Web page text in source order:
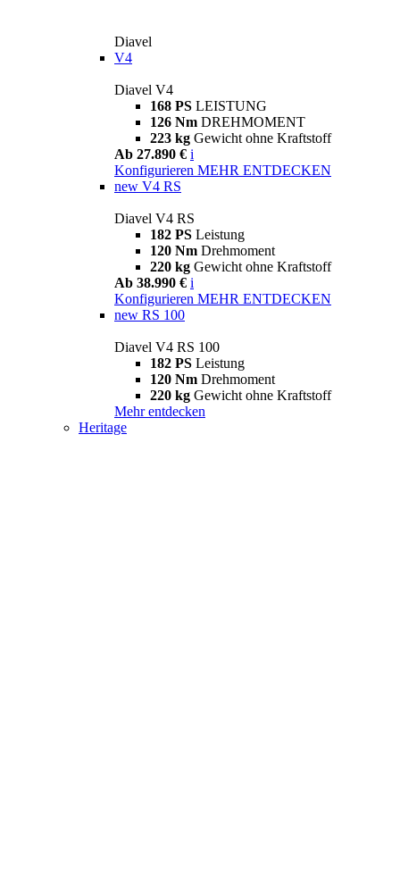
Diavel
V4
Diavel V4
168 PS LEISTUNG
126 Nm DREHMOMENT
223 kg Gewicht ohne Kraftstoff
Ab 27.890 € i
Konfigurieren MEHR ENTDECKEN
new V4 RS
Diavel V4 RS
182 PS Leistung
120 Nm Drehmoment
220 kg Gewicht ohne Kraftstoff
Ab 38.990 € i
Konfigurieren MEHR ENTDECKEN
new RS 100
Diavel V4 RS 100
182 PS Leistung
120 Nm Drehmoment
220 kg Gewicht ohne Kraftstoff
Mehr entdecken
Heritage